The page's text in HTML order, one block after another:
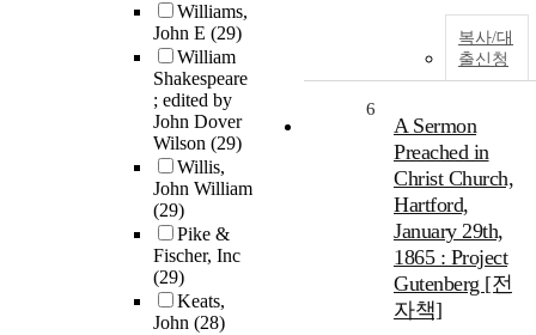
Williams,
John E (29)
William
Shakespeare
; edited by
John Dover
Wilson (29)
Willis,
John William
(29)
Pike &
Fischer, Inc
(29)
Keats,
John (28)
복사/대
출신청
6
A Sermon
Preached in
Christ Church,
Hartford,
January 29th,
1865 : Project
Gutenberg [전
자책]